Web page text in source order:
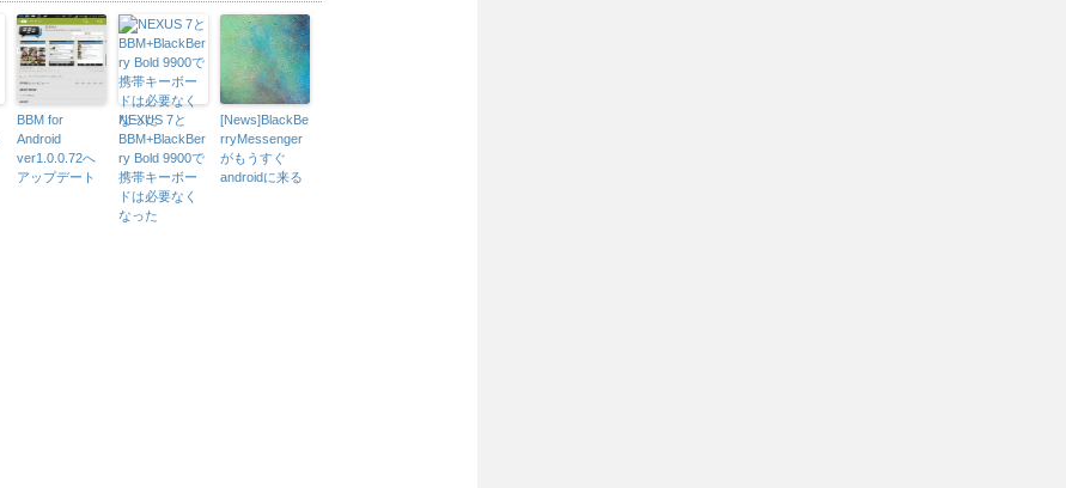
BBM for
Android
ver1.0.0.72へ
アップデート
NEXUS 7と
BBM+BlackBer
ry Bold 9900で
携帯キーボー
ドは必要なく
なった
[News]BlackBe
rryMessenger
がもうすぐ
androidに来る